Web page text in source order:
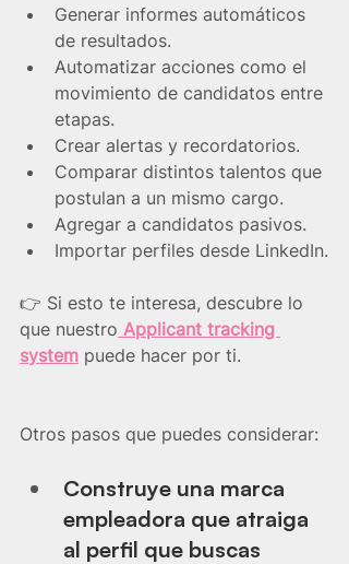
Generar informes automáticos
de resultados.
Automatizar acciones como el
movimiento de candidatos entre
etapas.
Crear alertas y recordatorios.
Comparar distintos talentos que
postulan a un mismo cargo.
Agregar a candidatos pasivos.
Importar perfiles desde LinkedIn.
👉 Si esto te interesa, descubre lo
que nuestro Applicant tracking
system puede hacer por ti.
Otros pasos que puedes considerar:
Construye una marca
empleadora que atraiga
al perfil que buscas